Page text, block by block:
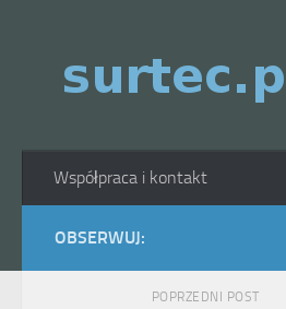
Współpraca i kontakt
OBSERWUJ:
POPRZEDNI POST